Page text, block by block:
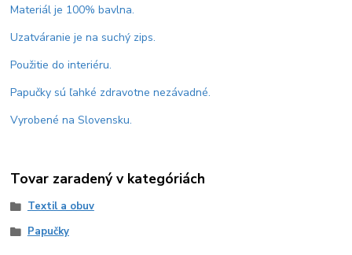
Materiál je 100% bavlna.
Uzatváranie je na suchý zips.
Použitie do interiéru.
Papučky sú ľahké zdravotne nezávadné.
Vyrobené na Slovensku.
Tovar zaradený v kategóriách
Textil a obuv
Papučky